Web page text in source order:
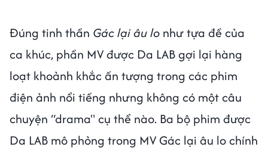
Đúng tinh thần Gác lại âu lo như tựa đề của
ca khúc, phần MV được Da LAB gợi lại hàng
loạt khoảnh khắc ấn tượng trong các phim
điện ảnh nổi tiếng nhưng không có một câu
chuyện “drama" cụ thể nào. Ba bộ phim được
Da LAB mô phỏng trong MV Gác lại âu lo chính